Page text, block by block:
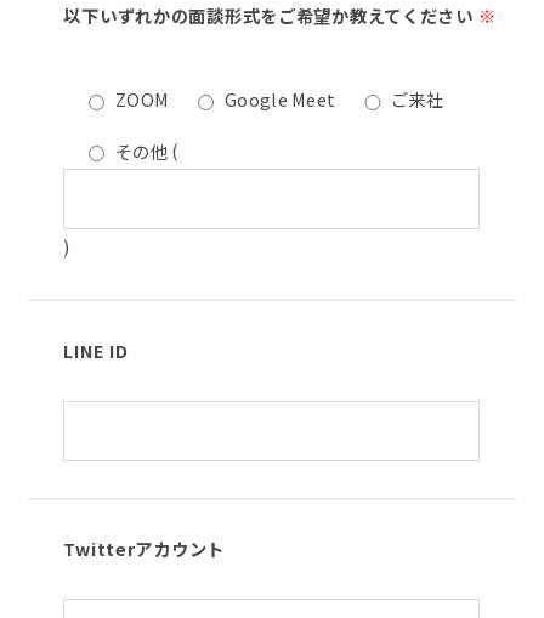
以下いずれかの面談形式をご希望か教えてください ※
ZOOM Google Meet ご来社
その他(
)
LINE ID
Twitterアカウント